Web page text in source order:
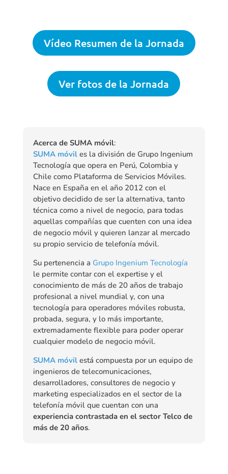
Vídeo Resumen de la Jornada
Ver fotos de la Jornada
Acerca de SUMA móvil:
SUMA móviles la división de Grupo Ingenium
Tecnología que opera en Perú, Colombia y
Chile como Plataforma de Servicios Móviles.
Nace en España en el año 2012 con el
objetivo decidido de ser la alternativa, tanto
técnica como a nivel de negocio, para todas
aquellas compañías que cuenten con una idea
de negocio móvil y quieren lanzar al mercado
su propio servicio de telefonía móvil.
Su pertenencia a Grupo Ingenium Tecnología
le permite contar con el expertise y el
conocimiento de más de 20 años de trabajo
profesional a nivel mundial y, con una
tecnología para operadores móviles robusta,
probada, segura, y lo más importante,
extremadamente flexible para poder operar
cualquier modelo de negocio móvil.
SUMA móvilestá compuesta por un equipo de
ingenieros de telecomunicaciones,
desarrolladores, consultores de negocio y
marketing especializados en el sector de la
telefonía móvil que cuentan con una
experiencia contrastada en el sector Telco de
más de 20 años.